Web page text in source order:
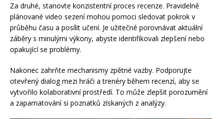
Za druhé, stanovte konzistentní proces recenze. Pravidelně
plánované video sezení mohou pomoci sledovat pokrok v
průběhu času a posílit učení. Je užitečné porovnávat aktuální
záběry s minulými výkony, abyste identifikovali zlepšení nebo
opakující se problémy.
Nakonec zahrňte mechanismy zpětné vazby. Podporujte
otevřený dialog mezi hráči a trenéry během recenzí, aby se
vytvořilo kolaborativní prostředí. To může zlepšit porozumění
a zapamatování si poznatků získaných z analýzy.